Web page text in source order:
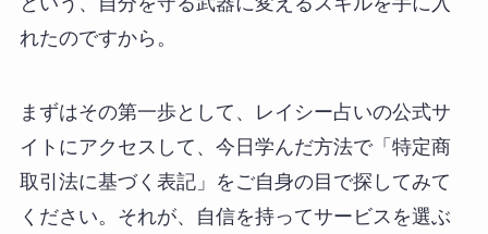
れたのですから。
まずはその第一歩として、レイシー占いの公式サ
イトにアクセスして、今日学んだ方法で「特定商
取引法に基づく表記」をご自身の目で探してみて
ください。それが、自信を持ってサービスを選ぶ